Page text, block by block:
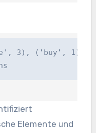
3), ('buy', 1),
Elemente und